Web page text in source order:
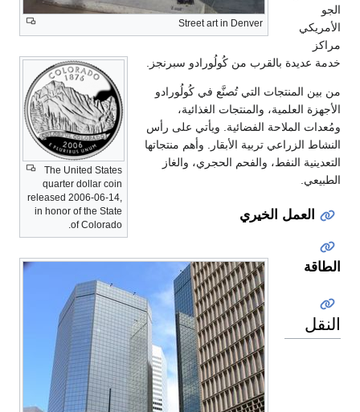
Street art
The United States
in honor of the State
of Colorado.
سبرنجز.
في كُولُورادو
الغذائية،
ويأتي على رأس
وأهم منتجاتها
والغاز